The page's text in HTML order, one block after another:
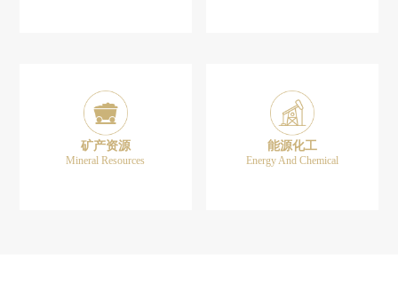
矿产资源
Mineral Resources
能源化工
Energy And Chemical